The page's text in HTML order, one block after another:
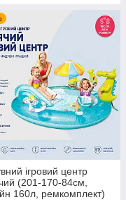
ігровий центр
(201-170-84см,
160л, ремкомплект)